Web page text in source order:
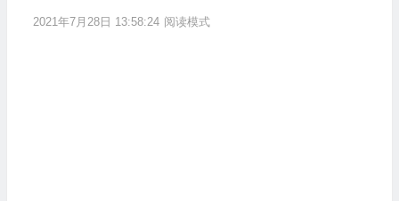
2021年7月28日 13:58:24 阅读模式